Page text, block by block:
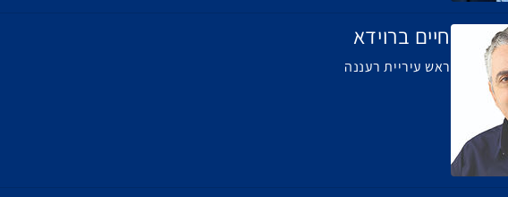
חיים ברוידא
ראש עיריית רעננה